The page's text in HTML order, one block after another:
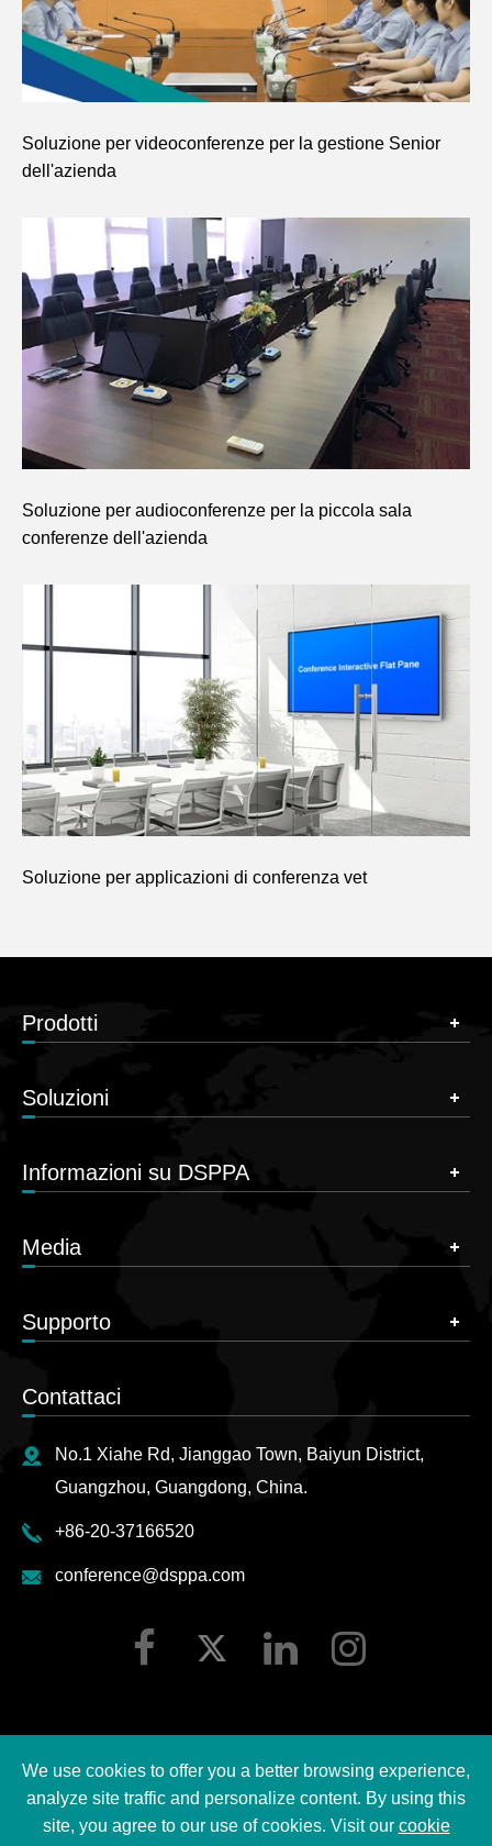
Soluzione per videoconferenze per la gestione Senior
dell'azienda
Soluzione per audioconferenze per la piccola sala
conferenze dell'azienda
Soluzione per applicazioni di conferenza vet
Prodotti
Soluzioni
Informazioni su DSPPA
Media
Supporto
Contattaci
No.1 Xiahe Rd, Jianggao Town, Baiyun District,
Guangzhou, Guangdong, China.
+86-20-37166520
conference@dsppa.com
Copyright ©
2026 Guangzhou DSPPA Audio Co., Ltd.
Tutti i diritti riservati.
We use cookies to offer you a better browsing experience,
analyze site traffic and personalize content. By using this
site, you agree to our use of cookies. Visit our cookie